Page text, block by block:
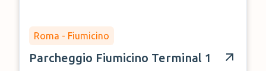
Roma - Fiumicino
Parcheggio Fiumicino Terminal 1